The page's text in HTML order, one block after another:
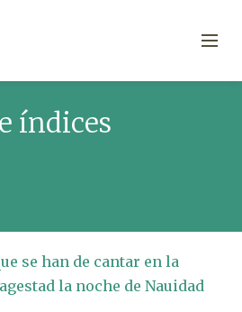
índices
se han de cantar en la
la noche de Nauidad